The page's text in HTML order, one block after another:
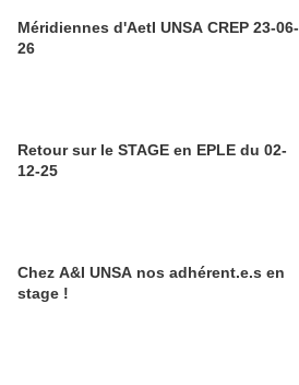
Méridiennes d'AetI UNSA CREP 23-06-
26
Retour sur le STAGE en EPLE du 02-
12-25
Chez A&I UNSA nos adhérent.e.s en
stage !